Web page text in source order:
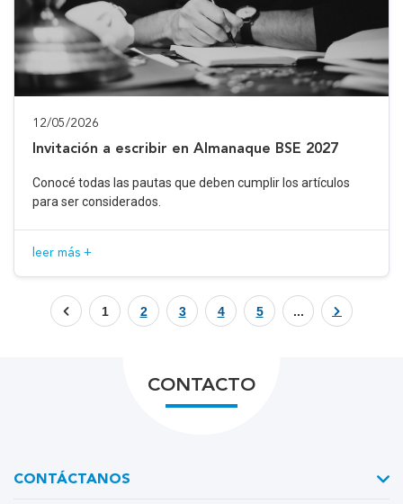
12/05/2026
Invitación a escribir en Almanaque BSE 2027
Conocé todas las pautas que deben cumplir los artículos
para ser considerados.
leer más +
1 2 3 4 5 ...
CONTACTO
CONTÁCTANOS